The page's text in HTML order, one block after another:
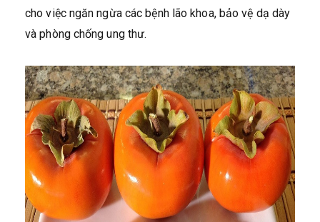
cho việc ngăn ngừa các bệnh lão khoa, bảo vệ dạ dày
và phòng chống ung thư.